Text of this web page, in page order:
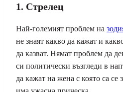
1. Стрелец
Най-големият проблем на
не знаят какво да кажат и
да казват. Нямат проблем да
си политически възгледи в
да кажат на жена с която са се